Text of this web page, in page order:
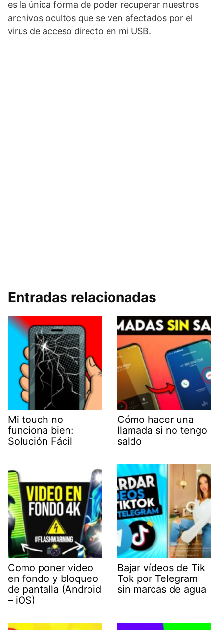
es la única forma de poder recuperar nuestros
archivos ocultos que se ven afectados por el
virus de acceso directo en mi USB.
Entradas relacionadas
Mi touch no
funciona bien:
Solución Fácil
Cómo hacer una
llamada si no tengo
saldo
Como poner video
en fondo y bloqueo
de pantalla (Android
– iOS)
Bajar vídeos de Tik
Tok por Telegram
sin marcas de agua